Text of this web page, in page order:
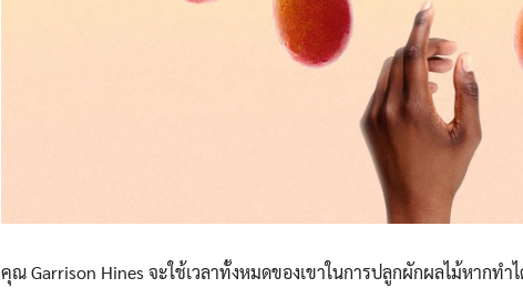
คุณ Garrison Hines จะใช้เวลาทั้งหมดของเขาในการปลูกผักผลไม้หากทำ